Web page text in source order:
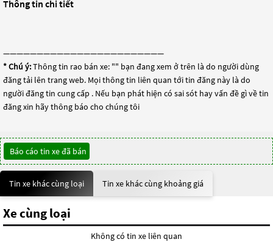
Thông tin chi tiết
————————————————————————
* Chú ý:Thông tin rao bán xe: "" bạn đang xem ở trên là do người dùng
đăng tải lên trang web. Mọi thông tin liên quan tới tin đăng này là do
người đăng tin cung cấp . Nếu bạn phát hiện có sai sót hay vấn đề gì về tin
đăng xin hãy thông báo cho chúng tôi
Báo cáo tin xe đã bán
Tin xe khác cùng loại Tin xe khác cùng khoảng giá
Xe cùng loại
Không có tin xe liên quan